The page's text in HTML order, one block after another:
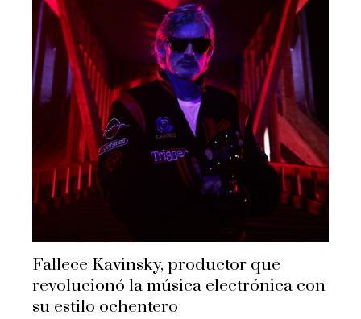
Fallece Kavinsky, productor que
revolucionó la música electrónica con
su estilo ochentero